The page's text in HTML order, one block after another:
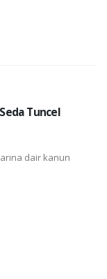
Tuncel
dair kanun